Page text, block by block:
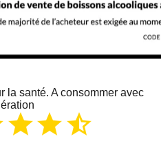
la santé. A consommer avec